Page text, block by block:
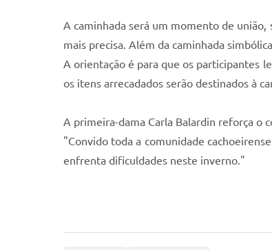
A caminhada será um momento de
mais precisa. Além da caminhada
A orientação é para que os participantes
os itens arrecadados serão destinados à
A primeira-dama Carla Balardin reforça o
"Convido toda a comunidade
enfrenta dificuldades neste inverno."